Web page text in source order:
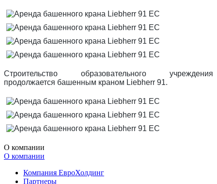
Строительство образовательного учреждения
продолжается башенным краном Liebherr 91.
О компании
О компании
Компания ЕвроХолдинг
Партнеры